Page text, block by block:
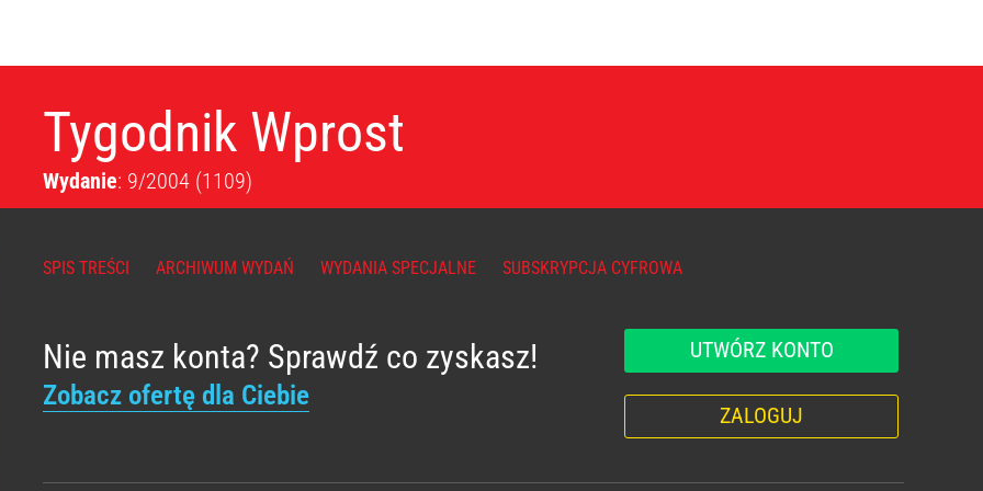
Tygodnik Wprost
Wydanie: 9/2004 (1109)
SPIS TREŚCI ARCHIWUM WYDAŃ WYDANIA SPECJALNE SUBSKRYPCJA CYFROWA
Nie masz konta? Sprawdź co zyskasz!
Zobacz ofertę dla Ciebie
UTWÓRZ KONTO
ZALOGUJ